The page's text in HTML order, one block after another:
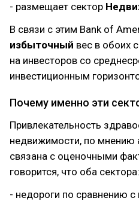
- размещает сектор
В связи с этим Bank of
избыточный вес в обоих
на инвесторов со
инвестиционным
Почему именно эти
Привлекательность
недвижимости, по мнению
связана с оценочными
говорится, что оба сектора:
- недороги по сравнению с